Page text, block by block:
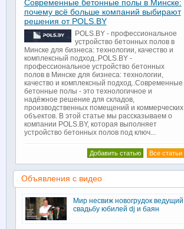
Современные бетонные полы в Минске:
почему всё больше компаний выбирают
решения от POLS.BY
POLS.BY - профессиональное
устройство бетонных полов в
Минске для бизнеса: технологии, качество и
комплексный подход..POLS.BY -
профессиональное устройство бетонных
полов в Минске для бизнеса: технологии,
качество и комплексный подход..Современные
бетонные полы - это технологичное и
надёжное решение для складов,
производственных помещений и коммерческих
объектов. В этой статье мы рассказываем о
компании POLS.BY, которая выполняет
устройство бетонных полов под ключ...
Все статьи
Добавить статью
Объявления с видео
Мир несвиж новогрудок ведущий
свадьбу юбилей dj и баян